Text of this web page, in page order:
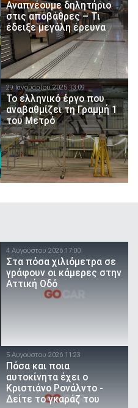
Αναπνέουμε δηλητήριο
στις αποβάθρες – Τι
έδειξε μεγάλη έρευνα
29 Ιανουαρίου 2025 13:09
Το ελληνικό έργο που
αναβαθμίζει τη Γραμμή 1
του Μετρό
4 Αυγούστου 2026 17:00
Στα πόσα χιλιόμετρα σε
γράφουν οι κάμερες στην
Αττική Οδό
5 Αυγούστου 2026 11:23
Πόσα και ποια
αυτοκίνητα έχει ο
Κριστιάνο Ρονάλντο -
Δείτε το γκαράζ του